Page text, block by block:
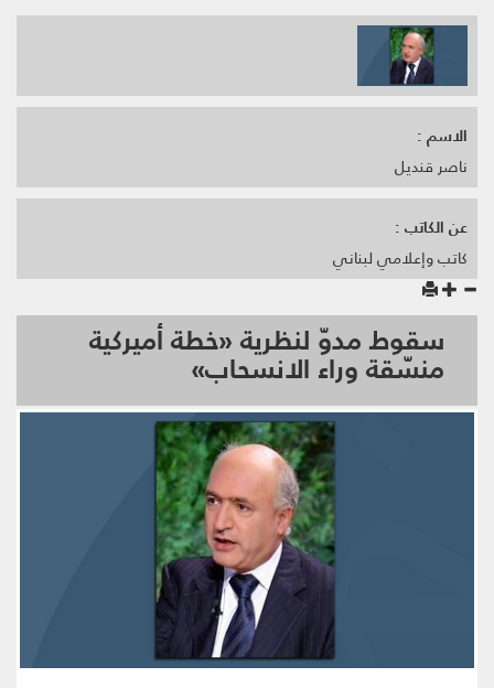
الاسم :
ناصر قنديل
عن الكاتب :
كاتب وإعلامي لبناني
سقوط مدوّ لنظرية «خطة أميركية
منسّقة وراء الانسحاب»